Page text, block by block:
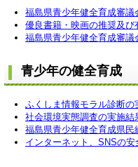
福島県青少年健全育成審議
優良書籍・映画の推奨及
福島県青少年健全育成審議
青少年の健全育成
ふくしま情報モラル診断の
社会環境実態調査の実施結
福島県青少年健全育成県民
インターネット、SNSの安